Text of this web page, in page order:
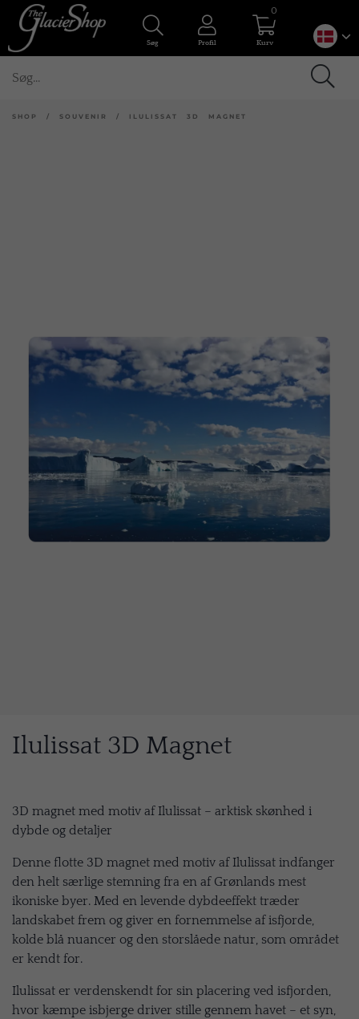
Søg Profil Kurv
0
SHOP / SOUVENIR / ILULISSAT 3D MAGNET
Ilulissat 3D Magnet
3D magnet med motiv af Ilulissat – arktisk skønhed i
dybde og detaljer
Denne flotte 3D magnet med motiv af Ilulissat indfanger
den helt særlige stemning fra en af Grønlands mest
ikoniske byer. Med en levende dybdeeffekt træder
landskabet frem og giver en fornemmelse af isfjorde,
kolde blå nuancer og den storslåede natur, som området
er kendt for.
Ilulissat er verdenskendt for sin placering ved isfjorden,
hvor kæmpe isbjerge driver stille gennem havet – et syn,